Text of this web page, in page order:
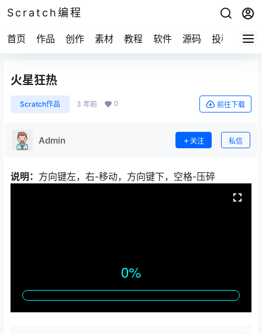
Scratch编程
首页 作品 创作 素材 教程 软件 源码 投稿 关于
火星狂热
Scratch作品 3 年前 0 前往下载
Admin 关注 私信
说明： 方向键左，右-移动，方向键下，空格-压碎